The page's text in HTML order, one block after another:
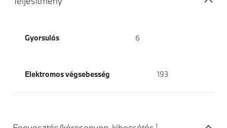
Gyorsulás 6
Elektromos végsebesség 193
1